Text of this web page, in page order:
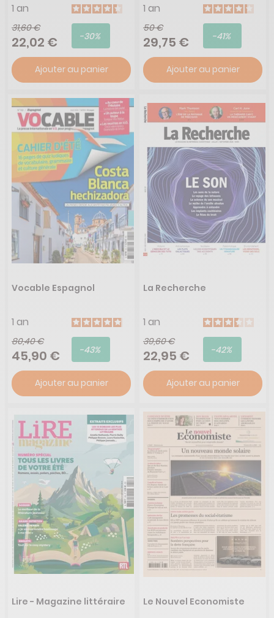
1 an
31,60 €
22,02 € -30%
Ajouter au panier
1 an
50 €
29,75 € -41%
Ajouter au panier
Vocable Espagnol
1 an
80,40 €
45,90 € -43%
Ajouter au panier
La Recherche
1 an
39,60 €
22,95 € -42%
Ajouter au panier
Lire - Magazine littéraire Le Nouvel Economiste